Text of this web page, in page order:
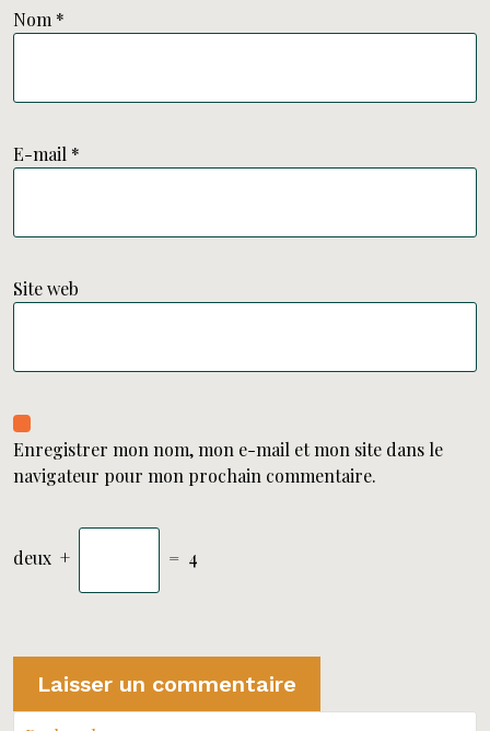
Nom *
E-mail *
Site web
Enregistrer mon nom, mon e-mail et mon site dans le
navigateur pour mon prochain commentaire.
deux + = 4